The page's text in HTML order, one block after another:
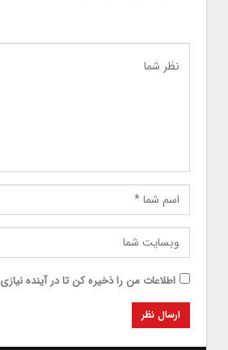
اطلاعات من را ذخیره کن تا در آینده